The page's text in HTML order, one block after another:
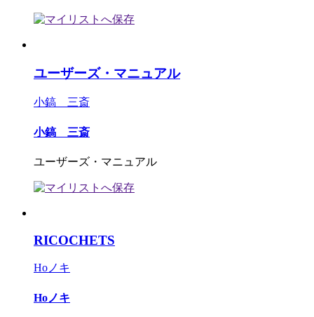
ユーザーズ・マニュアル
小鎬 三斎
小鎬 三斎
ユーザーズ・マニュアル
RICOCHETS
Hoノキ
Hoノキ